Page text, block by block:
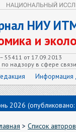
НИУ
и
55411 от 17.09.2013
надзору в сфере
Информация
2026
> Список авторов